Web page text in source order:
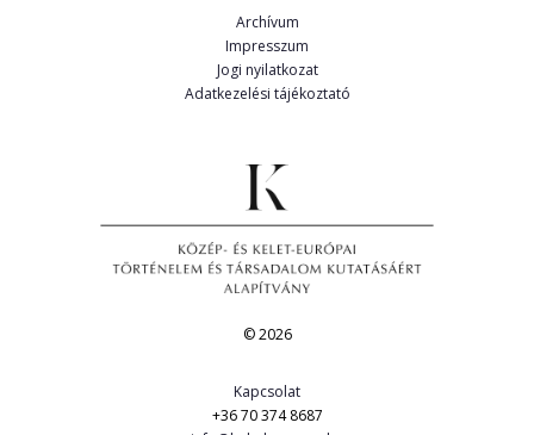
Archívum
Impresszum
Jogi nyilatkozat
Adatkezelési tájékoztató
© 2026
Kapcsolat
+36 70 374 8687